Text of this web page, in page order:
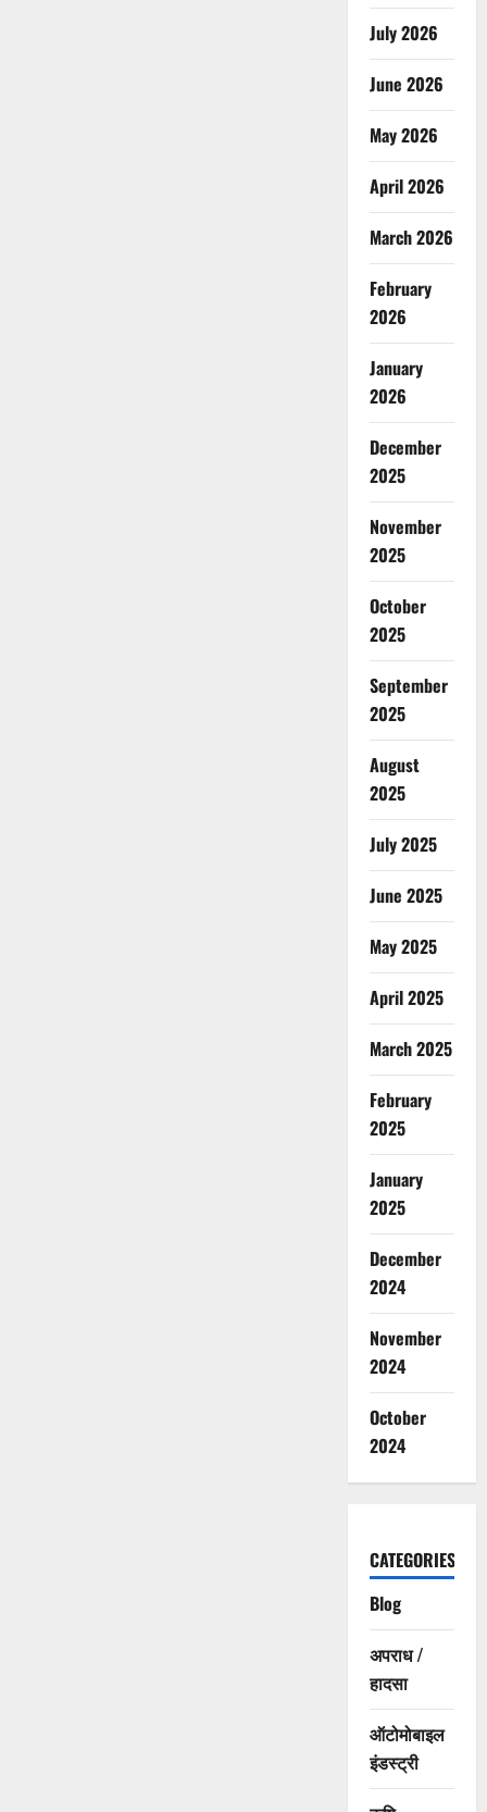
July 2026
June 2026
May 2026
April 2026
March 2026
February
2026
January
2026
December
2025
November
2025
October
2025
September
2025
August
2025
July 2025
June 2025
May 2025
April 2025
March 2025
February
2025
January
2025
December
2024
November
2024
October
2024
CATEGORIES
Blog
अपराध /
हादसा
ऑटोमोबाइल
इंडस्ट्री